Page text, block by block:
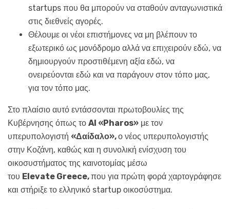
startups που θα μπορούν να σταθούν ανταγωνιστικά
στις διεθνείς αγορές.
Θέλουμε οι νέοι επιστήμονες να μη βλέπουν το
εξωτερικό ως μονόδρομο αλλά να επιχειρούν εδώ, να
δημιουργούν προστιθέμενη αξία εδώ, να
ονειρεύονται εδώ και να παράγουν στον τόπο μας,
για τον τόπο μας.
Στο πλαίσιο αυτό εντάσσονται πρωτοβουλίες της
Κυβέρνησης όπως το AI «Pharos» με τον
υπερυπολογιστή «Δαίδαλο»,ο νέος υπερυπολογιστής
στην Κοζάνη, καθώς και η συνολική ενίσχυση του
οικοσυστήματος της καινοτομίας μέσω
του Elevate Greece,που για πρώτη φορά χαρτογράφησε
και στήριξε το ελληνικό startup οικοσύστημα.